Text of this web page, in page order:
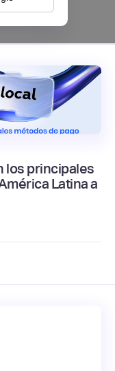
los principales
Latina a